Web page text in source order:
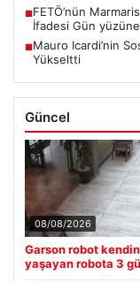
■FETÖ’nün
İfadesi Gün yüzüne
■Mauro Icardi’nin
Yükseltti
Güncel
08/08/2026
Garson robot
yaşayan robota 3